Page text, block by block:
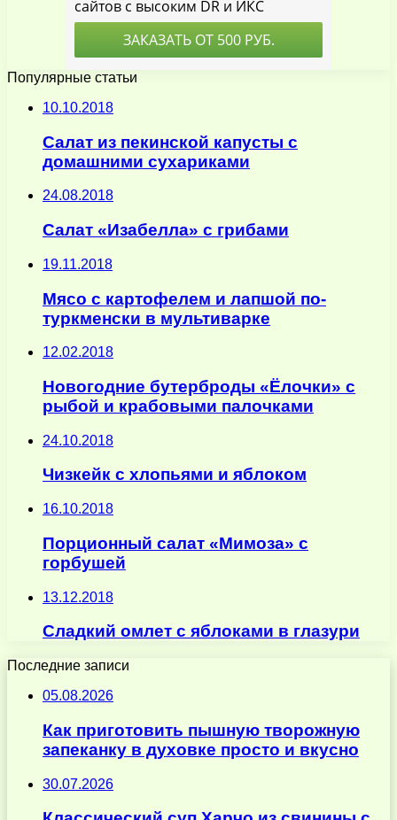
Популярные статьи
10.10.2018
Cалат из пекинской капусты с
домашними сухариками
24.08.2018
Салат «Изабелла» с грибами
19.11.2018
Мясо с картофелем и лапшой по-
туркменски в мультиварке
12.02.2018
Новогодние бутерброды «Ёлочки» с
рыбой и крабовыми палочками
24.10.2018
Чизкейк с хлопьями и яблоком
16.10.2018
Порционный салат «Мимоза» с
горбушей
13.12.2018
Сладкий омлет с яблоками в глазури
Последние записи
05.08.2026
Как приготовить пышную творожную
запеканку в духовке просто и вкусно
30.07.2026